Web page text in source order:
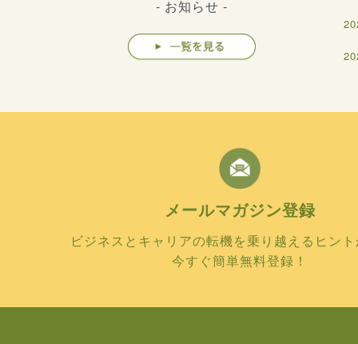
- お知らせ -
メールマガジン登録
ビジネスとキャリアの転機を乗り越えるヒン
今すぐ簡単無料登録！